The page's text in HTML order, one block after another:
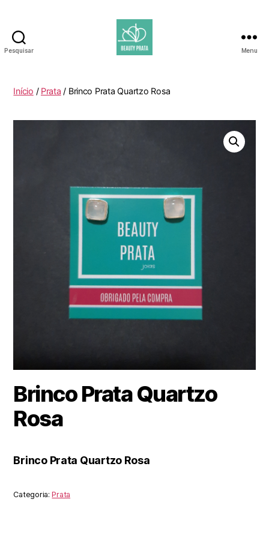
Pesquisar Menu
Início / Prata / Brinco Prata Quartzo Rosa
Brinco Prata Quartzo
Rosa
Brinco Prata Quartzo Rosa
Categoria:Prata